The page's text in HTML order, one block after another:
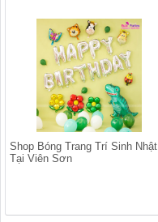
Shop Bóng Trang Trí Sinh Nhật
Tại Viên Sơn